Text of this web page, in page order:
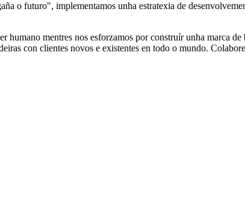
o futuro", implementamos unha estratexia de
mentres nos esforzamos por construír unha marca
con clientes novos e existentes en todo o mundo.